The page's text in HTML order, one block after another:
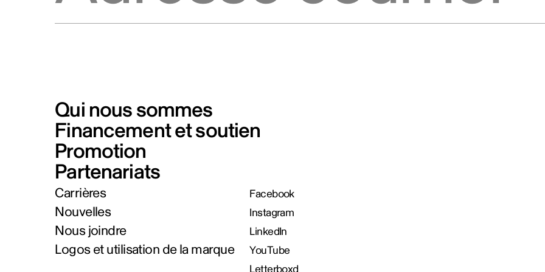
Qui nous sommes
Financement et soutien
Promotion
Partenariats
Carrières
Nouvelles
Nous joindre
Logos et utilisation de la marque
Facebook
Instagram
LinkedIn
YouTube
Letterboxd